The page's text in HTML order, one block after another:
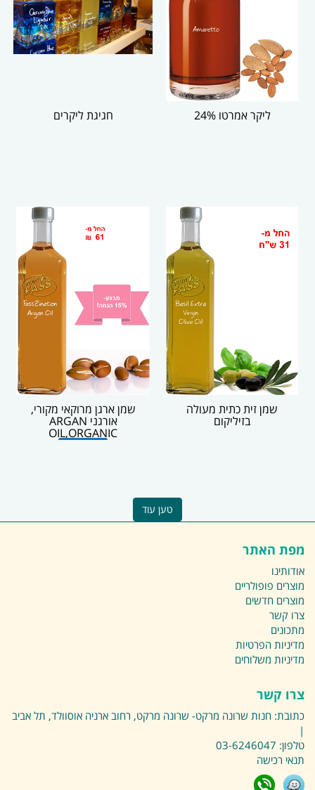
ליקר אמרטו 24% חגיגת ליקרים
שמן זית כתית מעולה
בזיליקום
שמן ארגן מרוקאי מקורי,
אורגני ARGAN
OIL,ORGANIC
טען עוד
מפת האתר
אודותינו
מוצרים פופולריים
מוצרים חדשים
צרו קשר
מתכונים
מדיניות הפרטיות
מדיניות משלוחים
צרו קשר
כתובת: חנות שרונה מרקט- שרונה מרקט, רחוב ארניה אוסוולד, תל אביב
|
טלפון: 03-6246047
תנאי רכישה